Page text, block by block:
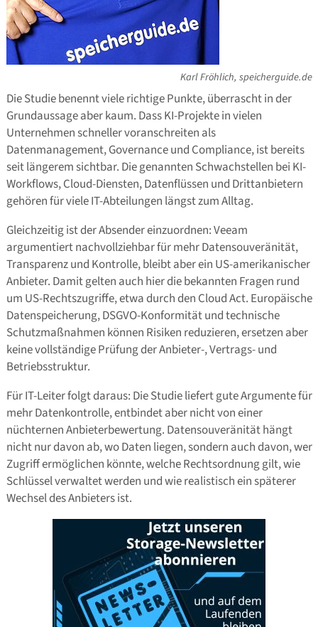
Karl Fröhlich, speicherguide.de
Die Studie benennt viele richtige Punkte, überrascht in der
Grundaussage aber kaum. Dass KI-Projekte in vielen
Unternehmen schneller voranschreiten als
Datenmanagement, Governance und Compliance, ist bereits
seit längerem sichtbar. Die genannten Schwachstellen bei KI-
Workflows, Cloud-Diensten, Datenflüssen und Drittanbietern
gehören für viele IT-Abteilungen längst zum Alltag.
Gleichzeitig ist der Absender einzuordnen: Veeam
argumentiert nachvollziehbar für mehr Datensouveränität,
Transparenz und Kontrolle, bleibt aber ein US-amerikanischer
Anbieter. Damit gelten auch hier die bekannten Fragen rund
um US-Rechtszugriffe, etwa durch den Cloud Act. Europäische
Datenspeicherung, DSGVO-Konformität und technische
Schutzmaßnahmen können Risiken reduzieren, ersetzen aber
keine vollständige Prüfung der Anbieter-, Vertrags- und
Betriebsstruktur.
Für IT-Leiter folgt daraus: Die Studie liefert gute Argumente für
mehr Datenkontrolle, entbindet aber nicht von einer
nüchternen Anbieterbewertung. Datensouveränität hängt
nicht nur davon ab, wo Daten liegen, sondern auch davon, wer
Zugriff ermöglichen könnte, welche Rechtsordnung gilt, wie
Schlüssel verwaltet werden und wie realistisch ein späterer
Wechsel des Anbieters ist.